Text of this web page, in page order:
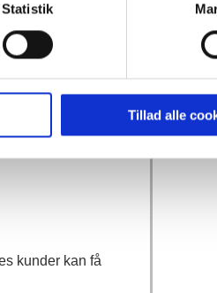
partnere inden for sociale
Statistik
Tillad alle
Telenors-
slet ikke
som vores
Telenors-
kunder kan få